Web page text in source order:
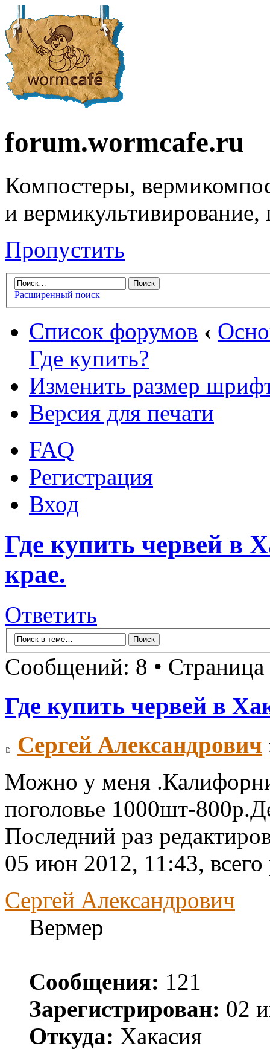
forum.wormcafe.ru
Компостеры,
и
Пропустить
Расширенный поиск
Список форумов ‹
Где купить?
Изменить размер
Версия для печати
FAQ
Регистрация
Вход
Где купить червей в
крае.
Ответить
Сообщений: 8 • Страница
Где купить червей в
Сергей Александрович
Можно у меня
поголовье 1000шт-
Последний раз
05 июн 2012, 11:43, всего
Сергей Александрович
Вермер
Сообщения: 121
Зарегистрирован: 02
Откуда: Хакасия